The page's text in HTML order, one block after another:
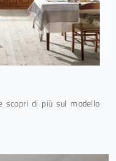
scopri di più sul modello